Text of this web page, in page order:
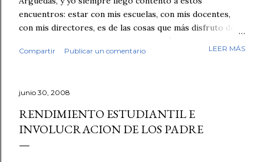
encuentros: estar con mis escuelas, con mis docentes,
con mis directores, es de las cosas que más disfruto de
mi trabajo. Antes de empezar la revisión hubo café,
saludos, conversación. Luego, los fólderes. Leí el primer
el tipo de redacción, esa tersura sin fisuras que uno
reconoce cuando ha leído miles de textos escolares.
ensayos de secundaria. Luego contrasté mis sospechas
con varias herramientas de inteligencia artificial. El
Compartir Publicar un comentario LEER MÁS
junio 30, 2008
RENDIMIENTO ESTUDIANTIL E
INVOLUCRACION DE LOS PADRE